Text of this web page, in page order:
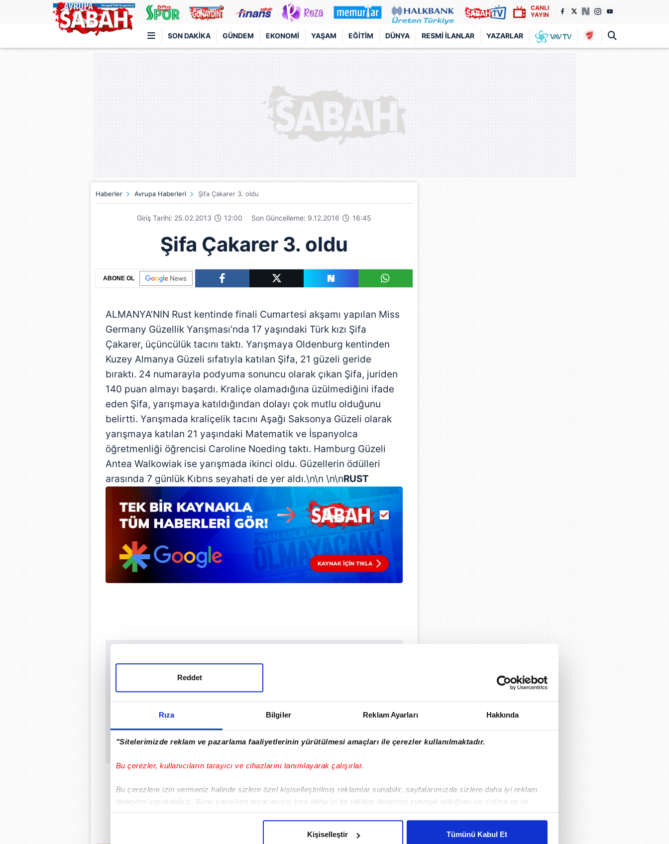
Rıza Bilgiler Reklam Ayarları Hakkında
"Sitelerimizde reklam ve pazarlama faaliyetlerinin yürütülmesi amaçları ile çerezler kullanılmaktadır.
Bu çerezler, kullanıcıların tarayıcı ve cihazlarını tanımlayarak çalışırlar.
Bu çerezlere izin vermeniz halinde sizlere özel kişiselleştirilmiş reklamlar sunabilir, sayfalarımızda sizlere daha iyi reklam
deneyimi yaşatabiliriz. Bunu yaparken amacımızın size daha iyi bir reklam deneyimi sunmak olduğunu ve sizlere en iyi
içerikleri sunabilmek adına elimizden gelen çabayı gösterdiğimizi ve bu noktada, reklamların maliyetlerimizi karşılamak
Reddet
Kişiselleştir Tümünü Kabul Et
CANLI
YAYIN
SON DAKIKA GÜNDEM EKONOMI YAŞAM EĞITIM DÜNYA RESMI İLANLAR YAZARLAR
Türkiye'nin en iyi haber sitesi
Haberler Avrupa Haberleri Şifa Çakarer 3. oldu
Giriş Tarihi: 25.02.2013 12:00 Son Güncelleme: 9.12.2016 16:45
Şifa Çakarer 3. oldu
ABONE OL
ALMANYA’NIN Rust kentinde finali Cumartesi akşamı yapılan Miss
Germany Güzellik Yarışması’nda 17 yaşındaki Türk kızı Şifa
Çakarer, üçüncülük tacını taktı. Yarışmaya Oldenburg kentinden
Kuzey Almanya Güzeli sıfatıyla katılan Şifa, 21 güzeli geride
bıraktı. 24 numarayla podyuma sonuncu olarak çıkan Şifa, juriden
140 puan almayı başardı. Kraliçe olamadığına üzülmediğini ifade
eden Şifa, yarışmaya katıldığından dolayı çok mutlu olduğunu
belirtti. Yarışmada kraliçelik tacını Aşağı Saksonya Güzeli olarak
yarışmaya katılan 21 yaşındaki Matematik ve İspanyolca
öğretmenliği öğrencisi Caroline Noeding taktı. Hamburg Güzeli
Antea Walkowiak ise yarışmada ikinci oldu. Güzellerin ödülleri
arasında 7 günlük Kıbrıs seyahati de yer aldı.\n\n \n\nRUST